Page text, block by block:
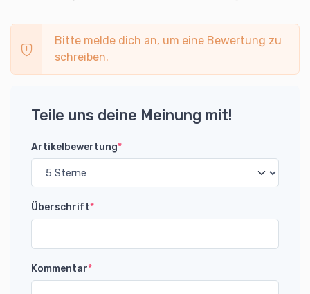
Bitte melde dich an, um eine Bewertung zu
schreiben.
Teile uns deine Meinung mit!
Artikelbewertung*
Überschrift*
Kommentar*